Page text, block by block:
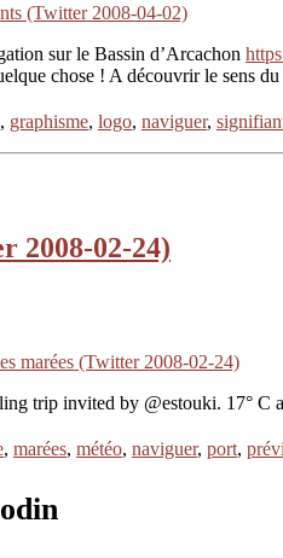
(Twitter 2008-04-02)
sur le Bassin d’Arcachon
chose ! A découvrir le sens
, graphisme, logo, naviguer,
2008-02-24)
marées (Twitter 2008-02-24)
trip invited by @estouki. 17°
, marées, météo, naviguer, port,